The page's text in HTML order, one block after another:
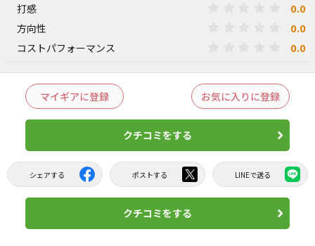
打感 0.0
方向性 0.0
コストパフォーマンス 0.0
マイギアに登録 お気に入りに登録
クチコミをする
シェアする ポストする LINEで送る
クチコミをする